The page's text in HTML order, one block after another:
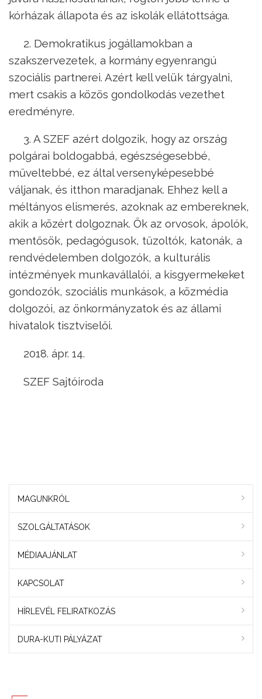
kórházak állapota és az iskolák ellátottsága.
2. Demokratikus jogállamokban a
szakszervezetek, a kormány egyenrangú
szociális partnerei. Azért kell velük tárgyalni,
mert csakis a közös gondolkodás vezethet
eredményre.
3. A SZEF azért dolgozik, hogy az ország
polgárai boldogabbá, egészségesebbé,
műveltebbé, ez által versenyképesebbé
váljanak, és itthon maradjanak. Ehhez kell a
méltányos elismerés, azoknak az embereknek,
akik a közért dolgoznak. Ők az orvosok, ápolók,
mentősök, pedagógusok, tűzoltók, katonák, a
rendvédelemben dolgozók, a kulturális
intézmények munkavállalói, a kisgyermekeket
gondozók, szociális munkások, a közmédia
dolgozói, az önkormányzatok és az állami
hivatalok tisztviselői.
2018. ápr. 14.
SZEF Sajtóiroda
MAGUNKRÓL
SZOLGÁLTATÁSOK
MÉDIAAJÁNLAT
KAPCSOLAT
HÍRLEVÉL FELIRATKOZÁS
DURA-KUTI PÁLYÁZAT